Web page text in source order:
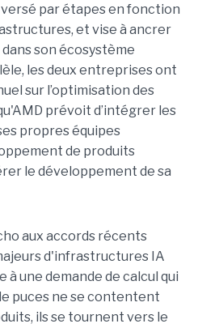
versé par étapes en fonction
et vise à ancrer
son écosystème
les deux entreprises ont
sur l’optimisation des
prévoit d’intégrer les
propres équipes
de produits
le développement de sa
aux accords récents
d'infrastructures IA
à une demande de calcul qui
puces ne se contentent
ils se tournent vers le